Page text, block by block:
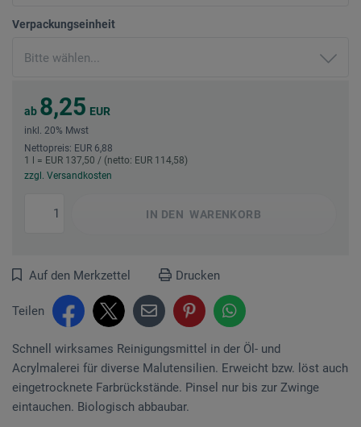
Verpackungseinheit
ab 8,25 EUR
inkl. 20% Mwst
Nettopreis: EUR 6,88
1 l = EUR 137,50 / (netto: EUR 114,58)
zzgl. Versandkosten
IN DEN WARENKORB
Auf den Merkzettel Drucken
Teilen
Schnell wirksames Reinigungsmittel in der Öl- und
Acrylmalerei für diverse Malutensilien. Erweicht bzw. löst auch
eingetrocknete Farbrückstände. Pinsel nur bis zur Zwinge
eintauchen. Biologisch abbaubar.